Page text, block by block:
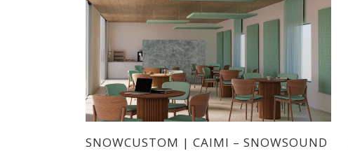
SNOWCUSTOM | CAIMI – SNOWSOUND